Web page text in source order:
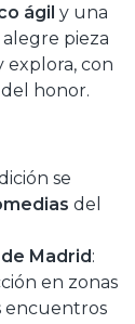
ágil y una
explora, con
honor.
se
del
Madrid:
en zonas
encuentros